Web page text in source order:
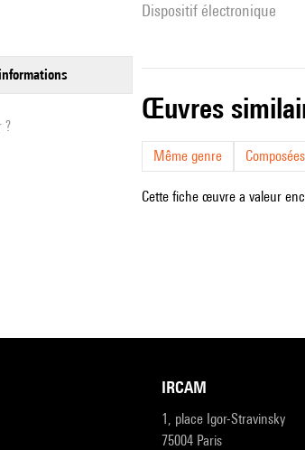
?
Dispositif électronique
œuvres
Même genre
Cette fiche œuvre a valeur
IRCAM
1, place Igor-Stravinsky
75004 Paris